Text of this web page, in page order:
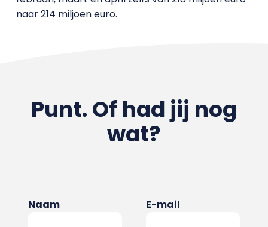
naar 214 miljoen euro.
Punt. Of had jij nog
wat?
Naam E-mail